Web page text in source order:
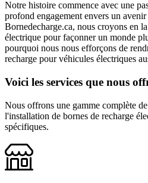
Notre histoire commence avec une
profond engagement envers un
Bornedecharge.ca, nous croyons en
électrique pour façonner un monde
pourquoi nous nous efforçons de
recharge pour véhicules électriques
Voici les services que nous
Nous offrons une gamme complète
l'installation de bornes de recharge
spécifiques.